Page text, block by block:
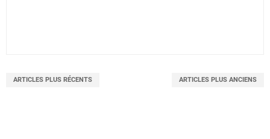
ARTICLES PLUS RÉCENTS ARTICLES PLUS ANCIENS